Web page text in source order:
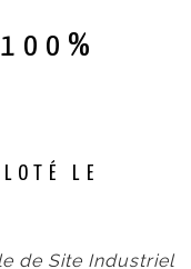
100%
LE
de Site Industriel